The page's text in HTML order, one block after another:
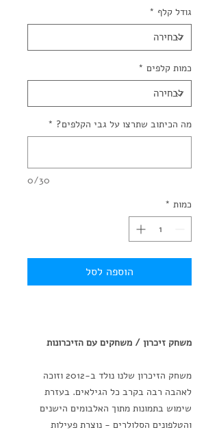
גודל קלף *
כמות קלפים *
מה הכיתוב שתרצו על גבי הקלפים? *
0/30
כמות *
הוספה לסל
משחק זיכרון / משחקים עם הזיכרונות
משחק הזיכרון שלנו נולד ב-2012 וזוכה
לאהבה רבה בקרב כל הגילאים. בעזרת
שימוש בתמונות מתוך האלבומים הישנים
והטלפונים הסלולרים - נוצרת פעילות